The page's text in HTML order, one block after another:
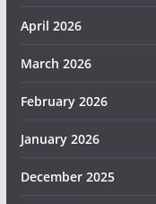
April 2026
March 2026
February 2026
January 2026
December 2025